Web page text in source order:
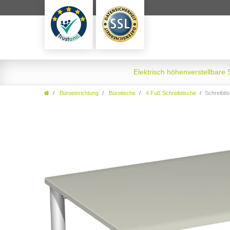
Elektrisch höhenverstellbare
Büroeinrichtung Bürotische 4 Fuß Schreibtische